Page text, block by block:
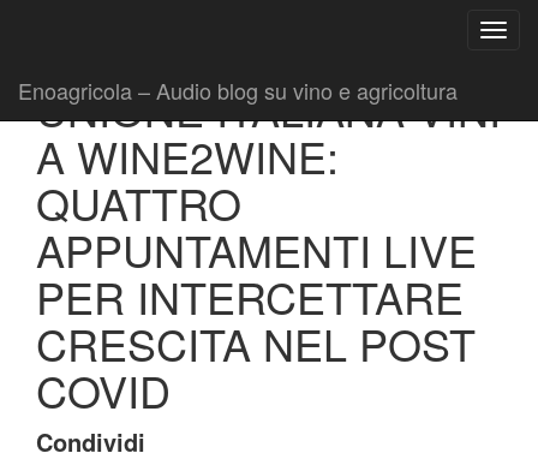
Enoagricola – Audio blog su vino e agricoltura
UNIONE ITALIANA VINI
A WINE2WINE:
QUATTRO
APPUNTAMENTI LIVE
PER INTERCETTARE
CRESCITA NEL POST
COVID
Condividi